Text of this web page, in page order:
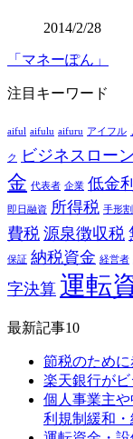
2014/2/28
「マネーぽん」
注目キーワード
aiful aifulu aifuru アイフル
ク ビジネスローン
金 代表者 企業 低金利
即日融資 所得税 手形割
費税 源泉徴収税
保証 納税資金 経営者
字決算 運転
最新記事10
節税のため
楽天銀行が
個人事業主
利規制緩和